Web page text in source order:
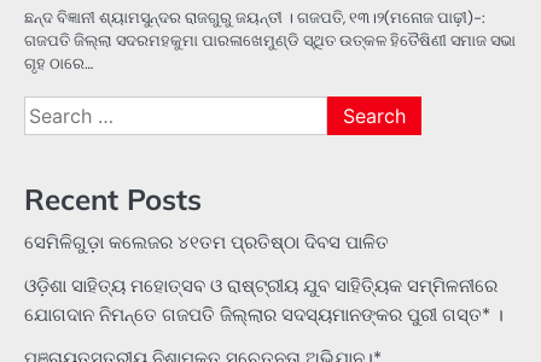
ଛନ୍ଦ ବିଜ୍ଞାନୀ ଶ୍ୟାମସୁନ୍ଦର ରାଜଗୁରୁ ଜୟନ୍ତୀ । ଗଜପତି, ୧୩।୨(ମନୋଜ ପାଢ଼ୀ)-:
ଗଜପତି ଜିଲ୍ଲା ସଦରମହକୁମା ପାରଳାଖେମୁଣ୍ଡି ସ୍ଥିତ ଉତ୍କଳ ହିତୈଷିଣୀ ସମାଜ ସଭା
ଗୃହ ଠାରେ…
Search
for:
Recent Posts
ସେମିଳିଗୁଡ଼ା କଲେଜର ୪୧ତମ ପ୍ରତିଷ୍ଠା ଦିବସ ପାଳିତ
ଓଡ଼ିଶା ସାହିତ୍ୟ ମହୋତ୍ସବ ଓ ରାଷ୍ଟ୍ରୀୟ ଯୁବ ସାହିତ୍ୟିକ ସମ୍ମିଳନୀରେ
ଯୋଗଦାନ ନିମନ୍ତେ ଗଜପତି ଜିଲ୍ଲାର ସଦସ୍ୟମାନଙ୍କର ପୁରୀ ଗସ୍ତ* ।